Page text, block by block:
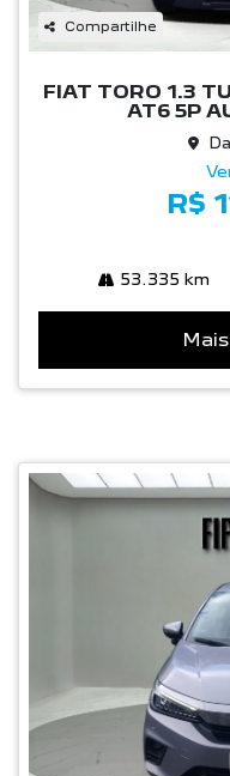
Compartilhe
FIAT TORO 1.3
AT6 5P
R$
53.335 km